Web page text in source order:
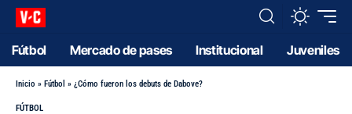
Fútbol Mercado de pases Institucional Juveniles
Inicio » Fútbol » ¿Cómo fueron los debuts de Dabove?
FÚTBOL